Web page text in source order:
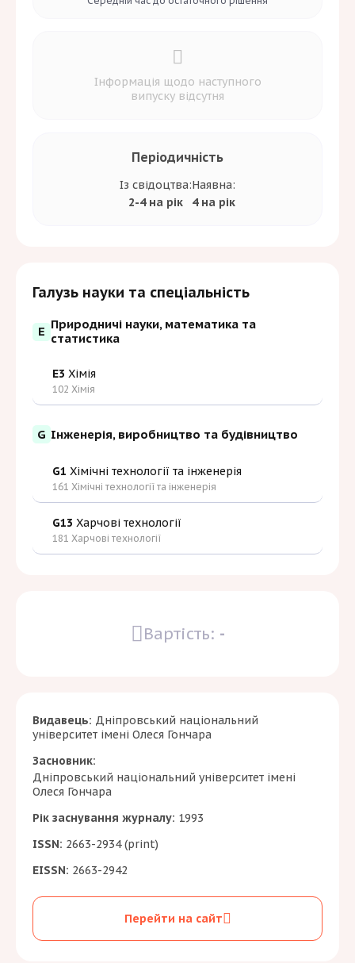
Галузь науки та спеціальність
E Природничі науки, математика та
статистика
E3 Хімія
102 Хімія
G Інженерія, виробництво та будівництво
G1 Хімічні технології та інженерія
161 Хімічні технології та інженерія
G13 Харчові технології
181 Харчові технології
Видавець: Дніпровський національний
університет імені Олеся Гончара
Засновник:
Дніпровський національний університет імені
Олеся Гончара
Рік заснування журналу: 1993
ISSN: 2663-2934 (print)
EISSN: 2663-2942
Перейти на сайт
Вартість: -
Інформація щодо наступного
випуску відсутня
Періодичність
Із свідоцтва:
2-4 на рік
Наявна:
4 на рік